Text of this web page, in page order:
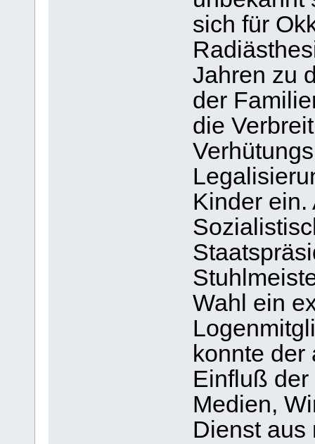
sich für
Jahren zu
der
die
Kinder ein.
Wahl ein
konnte der
Einfluß
Medien,
Dienst aus